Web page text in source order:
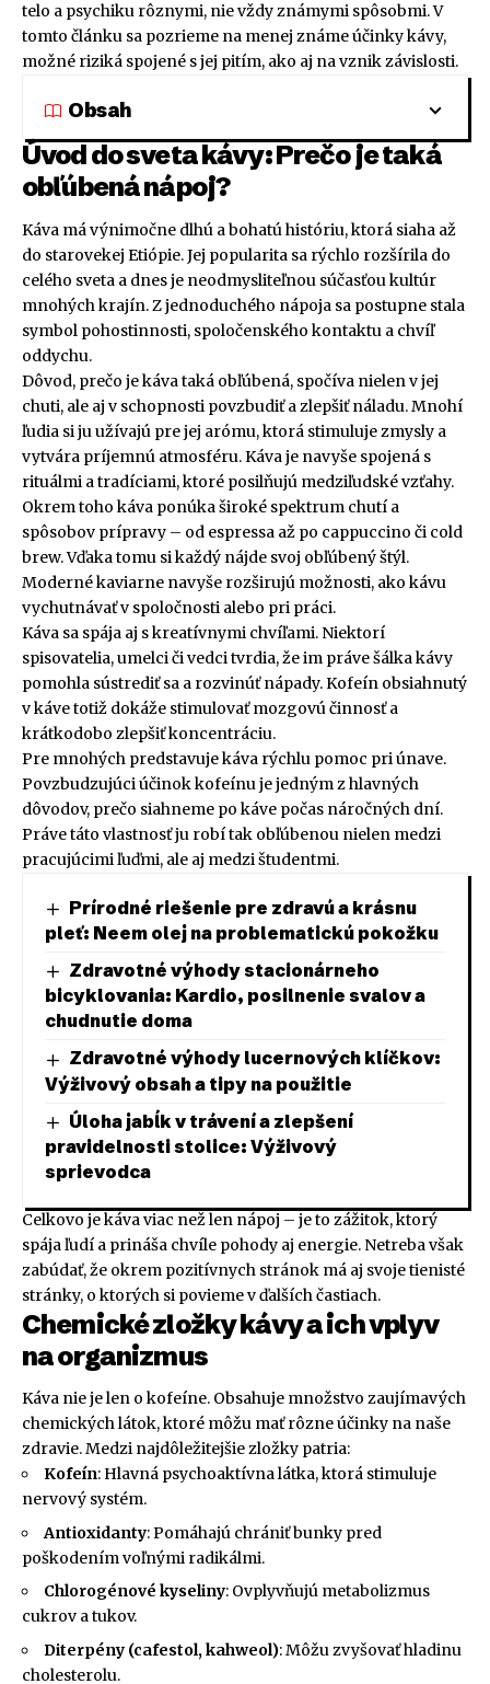
telo a psychiku rôznymi, nie vždy známymi spôsobmi. V
tomto článku sa pozrieme na menej známe účinky kávy,
možné riziká spojené s jej pitím, ako aj na vznik závislosti.
Obsah
Úvod do sveta kávy: Prečo je taká
obľúbená nápoj?
Káva má výnimočne dlhú a bohatú históriu, ktorá siaha až
do starovekej Etiópie. Jej popularita sa rýchlo rozšírila do
celého sveta a dnes je neodmysliteľnou súčasťou kultúr
mnohých krajín. Z jednoduchého nápoja sa postupne stala
symbol pohostinnosti, spoločenského kontaktu a chvíľ
oddychu.
Dôvod, prečo je káva taká obľúbená, spočíva nielen v jej
chuti, ale aj v schopnosti povzbudiť a zlepšiť náladu. Mnohí
ľudia si ju užívajú pre jej arómu, ktorá stimuluje zmysly a
vytvára príjemnú atmosféru. Káva je navyše spojená s
rituálmi a tradíciami, ktoré posilňujú medziľudské vzťahy.
Okrem toho káva ponúka široké spektrum chutí a
spôsobov prípravy – od espressa až po cappuccino či cold
brew. Vďaka tomu si každý nájde svoj obľúbený štýl.
Moderné kaviarne navyše rozširujú možnosti, ako kávu
vychutnávať v spoločnosti alebo pri práci.
Káva sa spája aj s kreatívnymi chvíľami. Niektorí
spisovatelia, umelci či vedci tvrdia, že im práve šálka kávy
pomohla sústrediť sa a rozvinúť nápady. Kofeín obsiahnutý
v káve totiž dokáže stimulovať mozgovú činnosť a
krátkodobo zlepšiť koncentráciu.
Pre mnohých predstavuje káva rýchlu pomoc pri únave.
Povzbudzujúci účinok kofeínu je jedným z hlavných
dôvodov, prečo siahneme po káve počas náročných dní.
Práve táto vlastnosť ju robí tak obľúbenou nielen medzi
pracujúcimi ľuďmi, ale aj medzi študentmi.
Prírodné riešenie pre zdravú a krásnu
pleť: Neem olej na problematickú pokožku
Zdravotné výhody stacionárneho
bicyklovania: Kardio, posilnenie svalov a
chudnutie doma
Zdravotné výhody lucernových klíčkov:
Výživový obsah a tipy na použitie
Úloha jabĺk v trávení a zlepšení
pravidelnosti stolice: Výživový
sprievodca
Celkovo je káva viac než len nápoj – je to zážitok, ktorý
spája ľudí a prináša chvíle pohody aj energie. Netreba však
zabúdať, že okrem pozitívnych stránok má aj svoje tienisté
stránky, o ktorých si povieme v ďalších častiach.
Chemické zložky kávy a ich vplyv
na organizmus
Káva nie je len o kofeíne. Obsahuje množstvo zaujímavých
chemických látok, ktoré môžu mať rôzne účinky na naše
zdravie. Medzi najdôležitejšie zložky patria:
Kofeín: Hlavná psychoaktívna látka, ktorá stimuluje
nervový systém.
Antioxidanty: Pomáhajú chrániť bunky pred
poškodením voľnými radikálmi.
Chlorogénové kyseliny: Ovplyvňujú metabolizmus
cukrov a tukov.
Diterpény (cafestol, kahweol): Môžu zvyšovať hladinu
cholesterolu.